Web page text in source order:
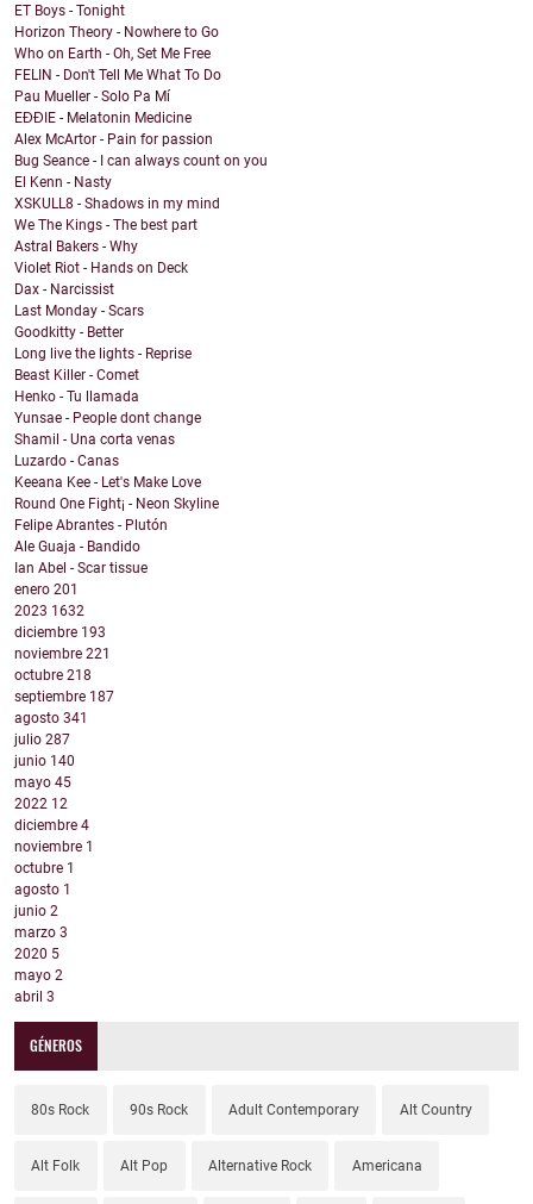
ET Boys - Tonight
Horizon Theory - Nowhere to Go
Who on Earth - Oh, Set Me Free
FELIN - Don't Tell Me What To Do
Pau Mueller - Solo Pa Mí
EĐĐIE - Melatonin Medicine
Alex McArtor - Pain for passion
Bug Seance - I can always count on you
El Kenn - Nasty
XSKULL8 - Shadows in my mind
We The Kings - The best part
Astral Bakers - Why
Violet Riot - Hands on Deck
Dax - Narcissist
Last Monday - Scars
Goodkitty - Better
Long live the lights - Reprise
Beast Killer - Comet
Henko - Tu llamada
Yunsae - People dont change
Shamil - Una corta venas
Luzardo - Canas
Keeana Kee - Let's Make Love
Round One Fight¡ - Neon Skyline
Felipe Abrantes - Plutón
Ale Guaja - Bandido
Ian Abel - Scar tissue
enero 201
2023 1632
diciembre 193
noviembre 221
octubre 218
septiembre 187
agosto 341
julio 287
junio 140
mayo 45
2022 12
diciembre 4
noviembre 1
octubre 1
agosto 1
junio 2
marzo 3
2020 5
mayo 2
abril 3
GÉNEROS
80s Rock 90s Rock Adult Contemporary Alt Country
Alt Folk Alt Pop Alternative Rock Americana